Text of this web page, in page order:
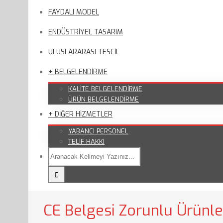
FAYDALI MODEL
ENDÜSTRİYEL TASARIM
ULUSLARARASI TESCİL
+ BELGELENDİRME
KALİTE BELGELENDİRME
ÜRÜN BELGELENDİRME
+ DİĞER HİZMETLER
YABANCI PERSONEL
TELİF HAKKI
CE Belgesi Zorunlu